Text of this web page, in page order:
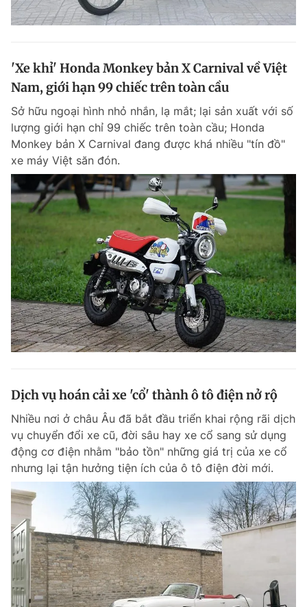
'Xe khỉ' Honda Monkey bản X Carnival về Việt
Nam, giới hạn 99 chiếc trên toàn cầu
Sở hữu ngoại hình nhỏ nhắn, lạ mắt; lại sản xuất với số
lượng giới hạn chỉ 99 chiếc trên toàn cầu; Honda
Monkey bản X Carnival đang được khá nhiều "tín đồ"
xe máy Việt săn đón.
Dịch vụ hoán cải xe 'cổ' thành ô tô điện nở rộ
Nhiều nơi ở châu Âu đã bắt đầu triển khai rộng rãi dịch
vụ chuyển đổi xe cũ, đời sâu hay xe cổ sang sử dụng
động cơ điện nhằm "bảo tồn" những giá trị của xe cổ
nhưng lại tận hưởng tiện ích của ô tô điện đời mới.